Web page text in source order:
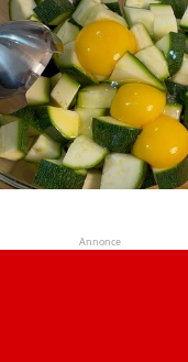
Annonce